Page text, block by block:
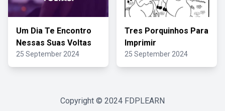
Um Dia Te Encontro
Nessas Suas Voltas
25 September 2024
Tres Porquinhos Para
Imprimir
25 September 2024
Copyright © 2024 FDPLEARN